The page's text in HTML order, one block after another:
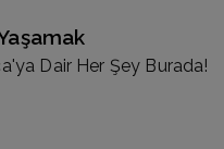
Dair Her Şey Burada!